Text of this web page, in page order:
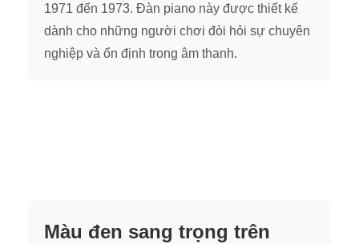
1971 đến 1973. Đàn piano này được thiết kế
dành cho những người chơi đòi hỏi sự chuyên
nghiệp và ổn định trong âm thanh.
Màu đen sang trọng trên